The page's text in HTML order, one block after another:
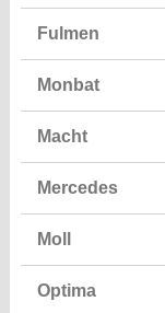
Fulmen
Monbat
Macht
Mercedes
Moll
Optima